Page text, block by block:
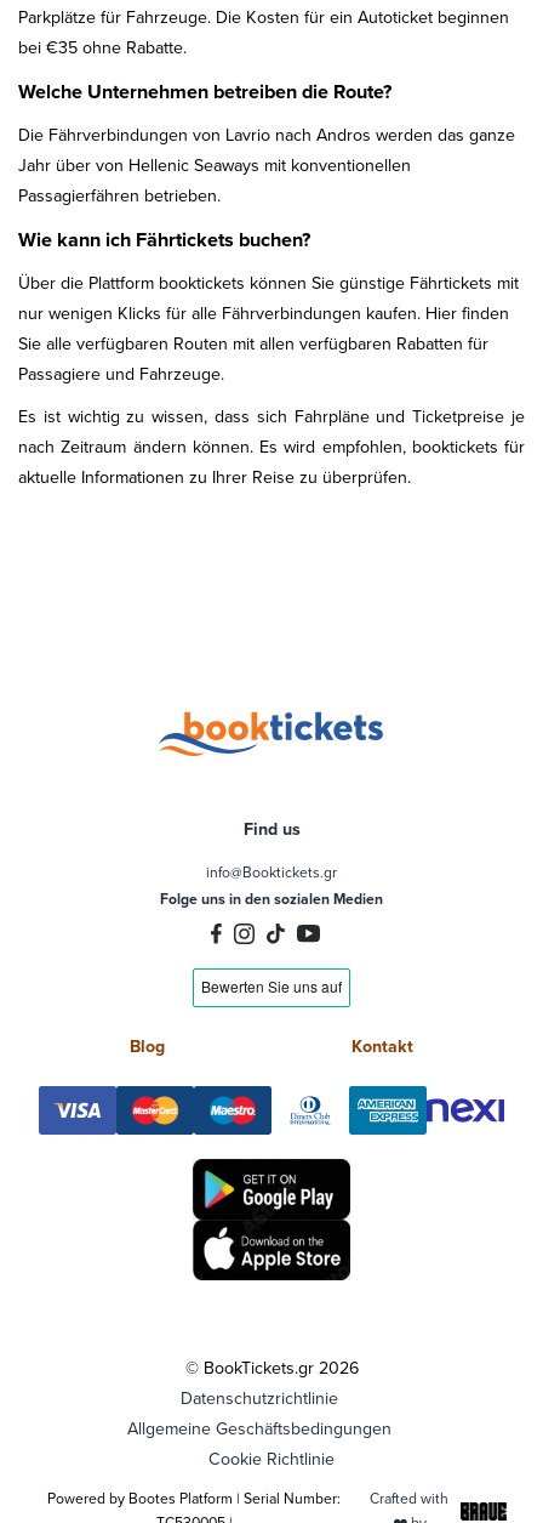
Parkplätze für Fahrzeuge. Die Kosten für ein Autoticket beginnen
bei €35 ohne Rabatte.
Welche Unternehmen betreiben die Route?
Die Fährverbindungen von Lavrio nach Andros werden das ganze
Jahr über von Hellenic Seaways mit konventionellen
Passagierfähren betrieben.
Wie kann ich Fährtickets buchen?
Über die Plattform booktickets können Sie günstige Fährtickets mit
nur wenigen Klicks für alle Fährverbindungen kaufen. Hier finden
Sie alle verfügbaren Routen mit allen verfügbaren Rabatten für
Passagiere und Fahrzeuge.
Es ist wichtig zu wissen, dass sich Fahrpläne und Ticketpreise je
nach Zeitraum ändern können. Es wird empfohlen, booktickets für
aktuelle Informationen zu Ihrer Reise zu überprüfen.
Find us
info@Booktickets.gr
Folge uns in den sozialen Medien
Blog Kontakt
© BookTickets.gr 2026
Datenschutzrichtlinie
Allgemeine Geschäftsbedingungen
Cookie Richtlinie
Powered by Bootes Platform | Serial Number:
Crafted with